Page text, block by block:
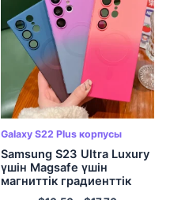
Galaxy S22 Plus корпусы
Samsung S23 Ultra Luxury
үшін Magsafe үшін
магниттік градиенттік
корпус Samsung Galaxy S